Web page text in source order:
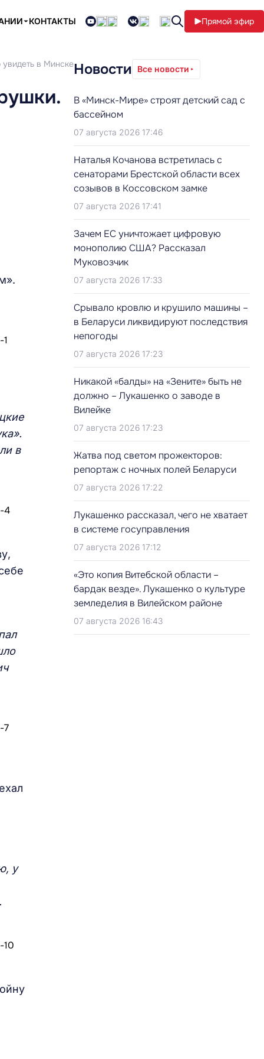
КОНТАКТЫ Прямой эфир
увидеть в Минске
в
у
Новости Все новости
В «Минск-Мире» строят детский сад с
бассейном
07 августа 2026 17:46
Наталья Кочанова встретилась с
сенаторами Брестской области всех
созывов в Коссовском замке
07 августа 2026 17:41
Зачем ЕС уничтожает цифровую
монополию США? Рассказал
Муковозчик
07 августа 2026 17:33
Срывало кровлю и крушило машины –
в Беларуси ликвидируют последствия
непогоды
07 августа 2026 17:23
Никакой «балды» на «Зените» быть не
должно – Лукашенко о заводе в
Вилейке
07 августа 2026 17:23
Жатва под светом прожекторов:
репортаж с ночных полей Беларуси
07 августа 2026 17:22
Лукашенко рассказал, чего не хватает
в системе госуправления
07 августа 2026 17:12
«Это копия Витебской области –
бардак везде». Лукашенко о культуре
земледелия в Вилейском районе
07 августа 2026 16:43